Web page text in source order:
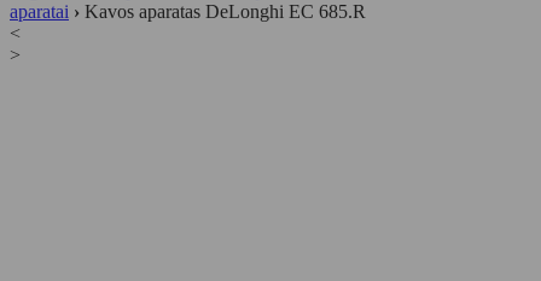
aparatai › Kavos aparatas DeLonghi EC 685.R
<
>